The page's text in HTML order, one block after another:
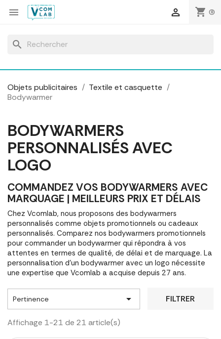
 shopping_cart (0)

search
Objets publicitaires
Textile et casquette
Bodywarmer
BODYWARMERS
PERSONNALISÉS AVEC
LOGO
COMMANDEZ VOS BODYWARMERS AVEC
MARQUAGE | MEILLEURS PRIX ET DÉLAIS
Chez Vcomlab, nous proposons des bodywarmers
personnalisés comme objets promotionnels ou cadeaux
personnalisés. Comparez nos bodywarmers promotionnels
pour commander un bodywarmer qui répondra à vos
attentes en termes de qualité, de délai et de marquage. La
personnalisation d'un bodywarmer avec un logo nécessite
une expertise que Vcomlab a acquise depuis 27 ans.
Pertinence  FILTRER
Affichage 1-21 de 21 article(s)
Panneau de gestion des cookies